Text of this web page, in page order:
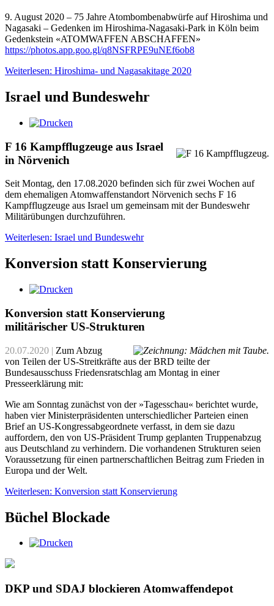
9. August 2020 – 75 Jahre Atombombenabwürfe auf Hiroshima und
Nagasaki – Gedenken im Hiroshima-Nagasaki-Park in Köln beim
Gedenkstein «ATOMWAFFEN ABSCHAFFEN»
https://photos.app.goo.gl/q8NSFRPE9uNEf6ob8
Weiterlesen: Hiroshima- und Nagasakitage 2020
Israel und Bundeswehr
F 16 Kampfflugzeuge aus Israel
in Nörvenich
Seit Montag, den 17.08.2020 befinden sich für zwei Wochen auf
dem ehemaligen Atomwaffenstandort Nörvenich sechs F 16
Kampfflugzeuge aus Israel um gemeinsam mit der Bundeswehr
Militärübungen durchzuführen.
Weiterlesen: Israel und Bundeswehr
Konversion statt Konservierung
Konversion statt Konservierung
militärischer US-Strukturen
20.07.2020 | Zum Abzug
von Teilen der US-Streitkräfte aus der BRD teilte der
Bundesausschuss Friedensratschlag am Montag in einer
Presseerklärung mit:
Wie am Sonntag zunächst von der »Tagesschau« berichtet wurde,
haben vier Ministerpräsidenten unterschiedlicher Parteien einen
Brief an US-Kongressabgeordnete verfasst, in dem sie dazu
auffordern, den von US-Präsident Trump geplanten Truppenabzug
aus Deutschland zu verhindern. Die vorhandenen Strukturen seien
Voraussetzung für einen partnerschaftlichen Beitrag zum Frieden in
Europa und der Welt.
Weiterlesen: Konversion statt Konservierung
Büchel Blockade
DKP und SDAJ blockieren Atomwaffendepot